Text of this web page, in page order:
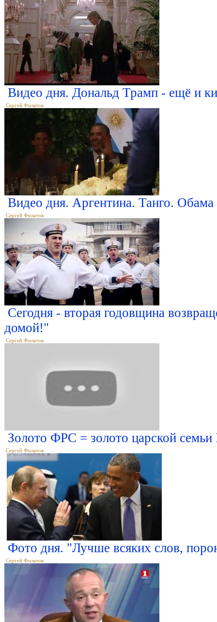
Видео дня. Дональд Трамп - ещё и
Сергей Филатов
Видео дня. Аргентина. Танго. Обама
Сергей Филатов
Сегодня - вторая годовщина
домой!"
Сергей Филатов
Золото ФРС = золото царской семьи
Сергей Филатов
Фото дня. "Лучше всяких слов,
Сергей Филатов